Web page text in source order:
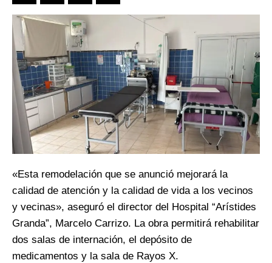
«Esta remodelación que se anunció mejorará la
calidad de atención y la calidad de vida a los vecinos
y vecinas», aseguró el director del Hospital “Arístides
Granda”, Marcelo Carrizo. La obra permitirá rehabilitar
dos salas de internación, el depósito de
medicamentos y la sala de Rayos X.